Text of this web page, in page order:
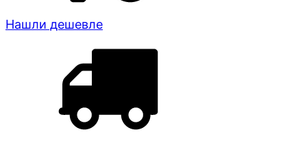
Нашли дешевле